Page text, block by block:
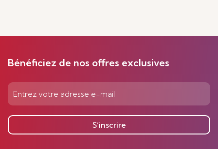
Bénéficiez de nos offres exclusives
S’inscrire